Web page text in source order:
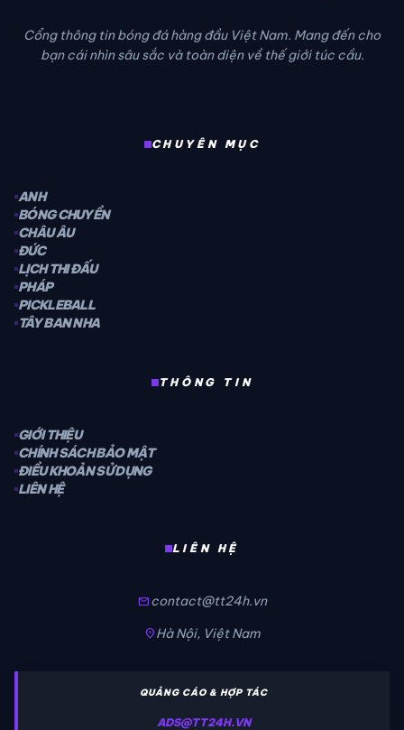
Cổng thông tin bóng đá hàng đầu Việt Nam. Mang đến cho
bạn cái nhìn sâu sắc và toàn diện về thế giới túc cầu.
CHUYÊN MỤC
ANH
BÓNG CHUYỀN
CHÂU ÂU
ĐỨC
LỊCH THI ĐẤU
PHÁP
PICKLEBALL
TÂY BAN NHA
THÔNG TIN
GIỚI THIỆU
CHÍNH SÁCH BẢO MẬT
ĐIỀU KHOẢN SỬ DỤNG
LIÊN HỆ
LIÊN HỆ
mailcontact@tt24h.vn
location_onHà Nội, Việt Nam
QUẢNG CÁO & HỢP TÁC
ADS@TT24H.VN